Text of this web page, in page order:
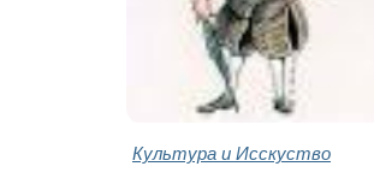
Культура и Исскуство